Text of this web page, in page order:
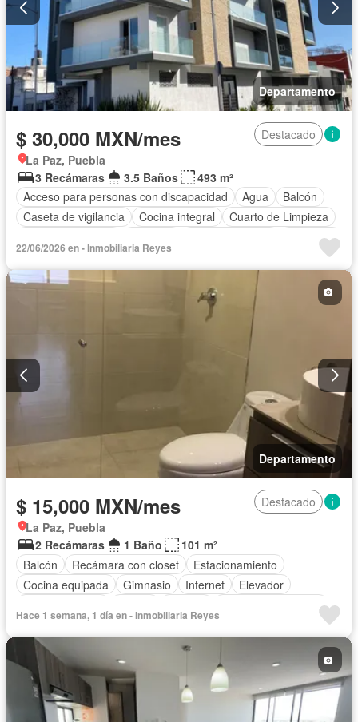
Departamento
$ 30,000 MXN/mes
Destacado
La Paz, Puebla
3 Recámaras
3.5 Baños
493 m²
Acceso para personas con discapacidad
Agua
Balcón
Caseta de vigilancia
Cocina integral
Cuarto de Limpieza
Gimnasio
Despacho
Recámara con closet
Terraza
Vista panorámica
Permite mascotas
22/06/2026 en - Inmobiliaria Reyes
Departamento
$ 15,000 MXN/mes
Destacado
La Paz, Puebla
2 Recámaras
1 Baño
101 m²
Balcón
Recámara con closet
Estacionamiento
Cocina equipada
Gimnasio Internet
Elevador
Televisión por cable
Sin amueblar
Hace 1 semana, 1 día en - Inmobiliaria Reyes